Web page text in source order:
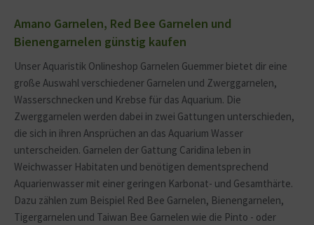
Amano Garnelen, Red Bee Garnelen und
Bienengarnelen günstig kaufen
Unser Aquaristik Onlineshop Garnelen Guemmer bietet dir eine
große Auswahl verschiedener Garnelen und Zwerggarnelen,
Wasserschnecken und Krebse für das Aquarium. Die
Zwerggarnelen werden dabei in zwei Gattungen unterschieden,
die sich in ihren Ansprüchen an das Aquarium Wasser
unterscheiden. Garnelen der Gattung Caridina leben in
Weichwasser Habitaten und benötigen dementsprechend
Aquarienwasser mit einer geringen Karbonat- und Gesamthärte.
Dazu zählen zum Beispiel Red Bee Garnelen, Bienengarnelen,
Tigergarnelen und Taiwan Bee Garnelen wie die Pinto - oder